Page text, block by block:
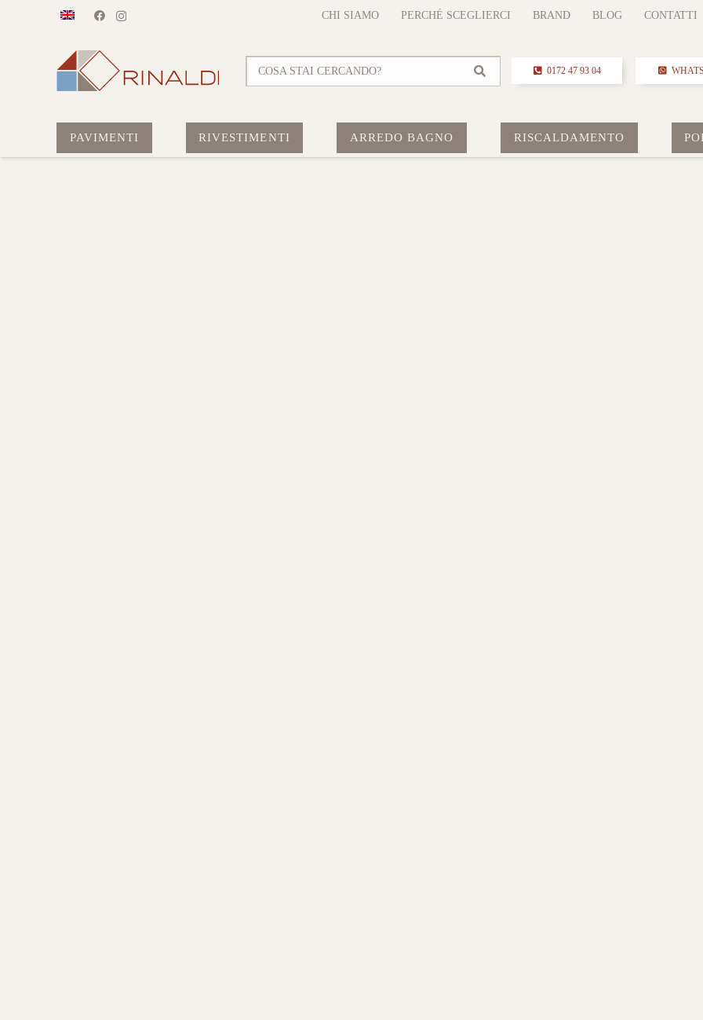
CONTATTI
BLOG
BRAND
PERCHÉ SCEGLIERCI
CHI SIAMO
COSA STAI CERCANDO? 0172 47 93 04
RISCALDAMENTO
ARREDO BAGNO
RIVESTIMENTI
PAVIMENTI